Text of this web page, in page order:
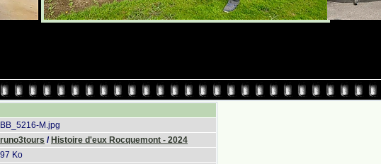
M.jpg
/ Histoire d'eux Rocquemont - 2024
Ko